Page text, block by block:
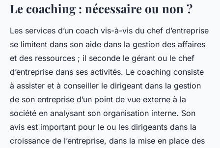
Le coaching : nécessaire ou non ?
Les services d’un coach vis-à-vis du chef d’entreprise
se limitent dans son aide dans la gestion des affaires
et des ressources ; il seconde le gérant ou le chef
d’entreprise dans ses activités. Le coaching consiste
à assister et à conseiller le dirigeant dans la gestion
de son entreprise d’un point de vue externe à la
société en analysant son organisation interne. Son
avis est important pour le ou les dirigeants dans la
croissance de l’entreprise, dans la mise en place des